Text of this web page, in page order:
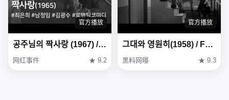
官方播放
공주님의 짝사랑 (1967) / One-sided Love of Princess (Gongjunimui Jjaksarang)
网红事件 ★ 9.2
官方播放
그대와 영원히(1958) / Forever with You (Geudae-wa yeong-wonhi)
黑料网曝 ★ 9.3